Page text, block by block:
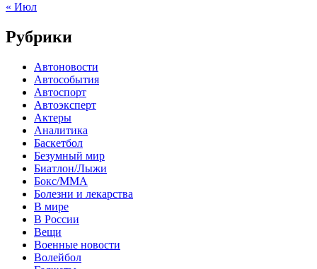
« Июл
Рубрики
Автоновости
Автособытия
Автоспорт
Автоэксперт
Актеры
Аналитика
Баскетбол
Безумный мир
Биатлон/Лыжи
Бокс/MMA
Болезни и лекарства
В мире
В России
Вещи
Военные новости
Волейбол